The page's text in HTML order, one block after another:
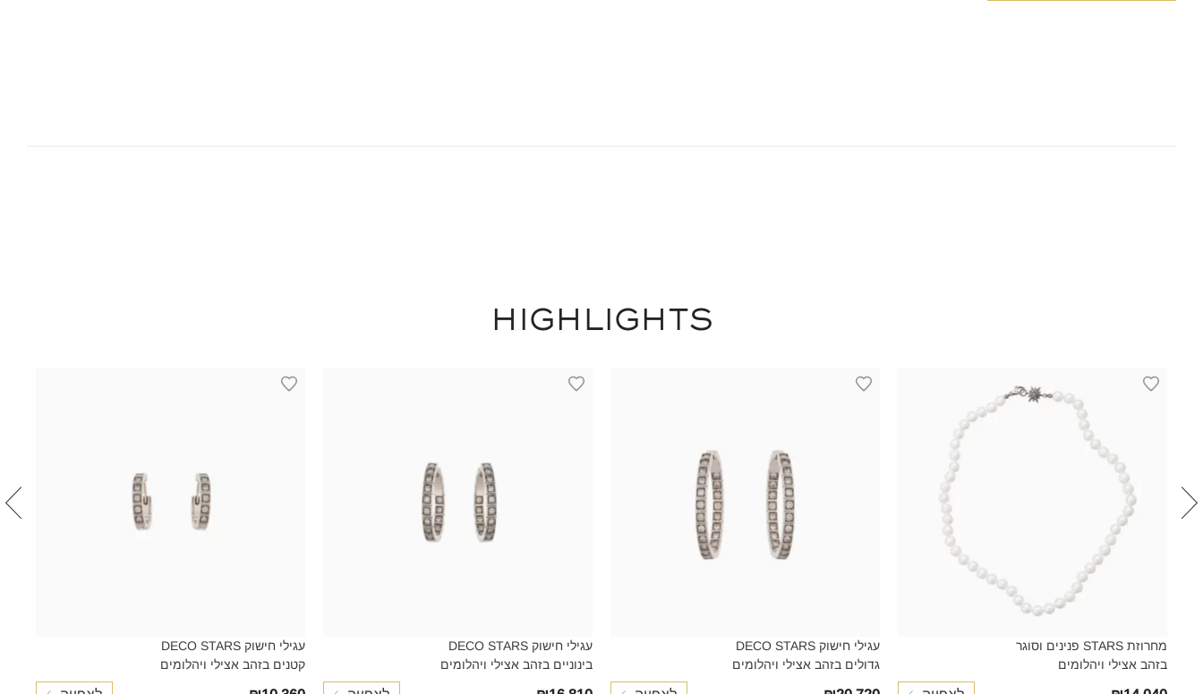
HIGHLIGHTS
מחרוזת STARS פנינים וסוגר
בזהב אצילי ויהלומים‎‎
עגילי חישוק DECO STARS
גדולים בזהב אצילי ויהלומים‎
עגילי חישוק DECO STARS
בינוניים בזהב אצילי ויהלומים‎
עגילי חישוק DECO STARS
קטנים בזהב אצילי ויהלומים‎